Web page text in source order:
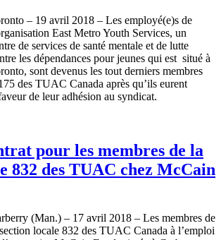
– 19 avril 2018 – Les employé(e)s de
East Metro Youth Services, un
de services de santé mentale et de lutte
les dépendances pour jeunes qui est situé à
sont devenus les tout derniers membres
des TUAC Canada après qu’ils eurent
de leur adhésion au syndicat.
pour les membres de la
832 des TUAC chez McCain
(Man.) – 17 avril 2018 – Les membres de
locale 832 des TUAC Canada à l’emploi